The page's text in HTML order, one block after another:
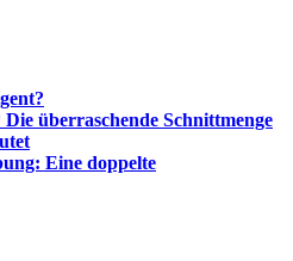
überraschende Schnittmenge
Eine doppelte